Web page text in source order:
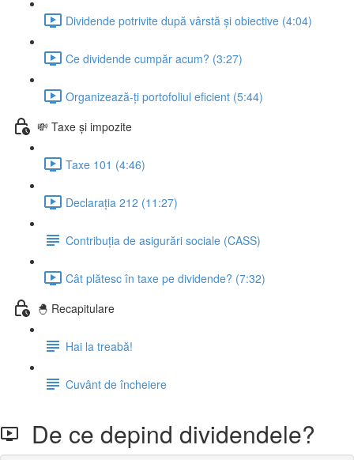
Dividende potrivite după vârstă și obiective (4:04)
Ce dividende cumpăr acum? (3:27)
Organizează-ți portofoliul eficient (5:44)
💸 Taxe și impozite
Taxe 101 (4:46)
Declarația 212 (11:27)
Contribuția de asigurări sociale (CASS)
Cât plătesc în taxe pe dividende? (7:32)
🐣 Recapitulare
Hai la treabă!
Cuvânt de încheiere
De ce depind dividendele?